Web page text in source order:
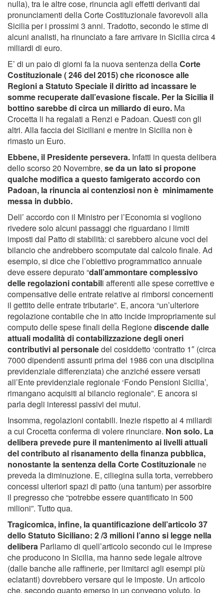
nulla), tra le altre cose, rinuncia agli effetti derivanti dai
pronunciamenti della Corte Costituzionale favorevoli alla
Sicilia per i prossimi 3 anni. Tradotto, secondo le stime di
alcuni analisti, ha rinunciato a fare arrivare in Sicilia circa 4
miliardi di euro.
E’ di un paio di giorni fa la nuova sentenza dellaCorte
Costituzionale ( 246 del 2015) che riconosce alle
Regioni a Statuto Speciale il diritto ad incassare le
somme recuperate dall’evasione fiscale. Per la Sicilia il
bottino sarebbe di circa un miliardo di euro. Ma
Crocetta li ha regalati a Renzi e Padoan. Questi con gli
altri. Alla faccia dei Siciliani e mentre in Sicilia non è
rimasto un Euro.
Ebbene, il Presidente persevera. Infatti in questa delibera
dello scorso 20 Novembre, se da un lato si propone
qualche modifica a questo famigerato accordo con
Padoan, la rinuncia ai contenziosi non è minimamente
messa in dubbio.
Dell’ accordo con il Ministro per l’Economia si vogliono
rivedere solo alcuni passaggi che riguardano i limiti
imposti dal Patto di stabilità: ci sarebbero alcune voci del
bilancio che andrebbero scomputate dal calcolo finale. Ad
esempio, si dice che l’obiettivo programmatico annuale
deve essere depurato “dall’ammontare complessivo
delle regolazioni contabili afferenti alle spese correttive e
compensative delle entrate relative ai rimborsi concernenti
il gettito delle entrate tributarie”. E, ancora “un’ulteriore
regolazione contabile che in atto incide impropriamente sul
computo delle spese finali della Regionediscende dalle
attuali modalità di contabilizzazione degli oneri
contributivi al personaledel cosiddetto ‘contratto 1″ (circa
7000 dipendenti assunti prima del 1986 con una disciplina
previdenziale differenziata) che anziché essere versati
all’Ente previdenziale regionale ‘Fondo Pensioni Sicilia’,
rimangano acquisiti al bilancio regionale”. E ancora si
parla degli interessi passivi dei mutui.
Insomma, regolazioni contabili. Inezie rispetto ai 4 miliardi
a cui Crocetta conferma di volere rinunciare. Non solo. La
delibera prevede pure il mantenimento ai livelli attuali
del contributo al risanamento della finanza pubblica,
nonostante la sentenza della Corte Costituzionale ne
preveda la diminuzione. E, ciliegina sulla torta, verrebbero
concessi ulteriori spazi di patto (una tantum) per assorbire
il pregresso che “potrebbe essere quantificato in 500
milioni”. Tutto qua.
Tragicomica, infine, la quantificazione dell’articolo 37
dello Statuto Siciliano: 2 /3 milioni l’anno si legge nella
delibera Parliamo di quell’articolo secondo cui le imprese
che producono in Sicilia, ma hanno sede legale altrove
(dalle banche alle raffinerie, per limitarci agli esempi più
eclatanti) dovrebbero versare qui le imposte. Un articolo
che, secondo quanto emerso in un convegno voluto, lo